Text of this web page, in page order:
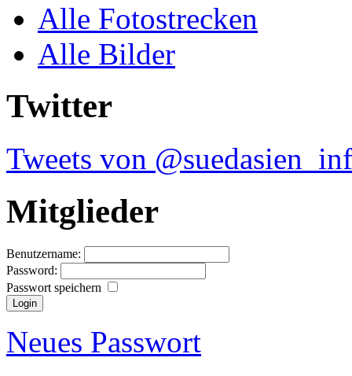
Alle Fotostrecken
Alle Bilder
Twitter
Tweets von
Mitglieder
Benutzername:
Password:
Passwort speichern
Neues Passwort